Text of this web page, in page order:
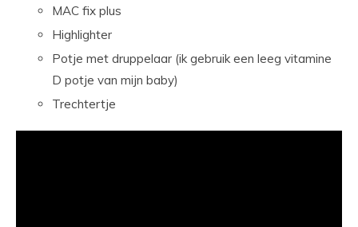
MAC fix plus
Highlighter
Potje met druppelaar (ik gebruik een leeg vitamine
D potje van mijn baby)
Trechtertje